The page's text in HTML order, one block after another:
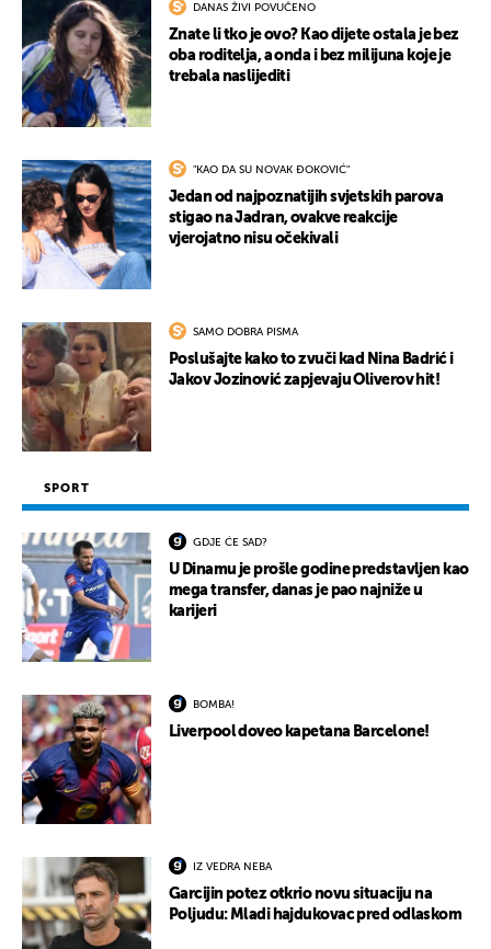
DANAS ŽIVI POVUČENO
Znate li tko je ovo? Kao dijete ostala je bez
oba roditelja, a onda i bez milijuna koje je
trebala naslijediti
"KAO DA SU NOVAK ĐOKOVIĆ"
Jedan od najpoznatijih svjetskih parova
stigao na Jadran, ovakve reakcije
vjerojatno nisu očekivali
SAMO DOBRA PISMA
Poslušajte kako to zvuči kad Nina Badrić i
Jakov Jozinović zapjevaju Oliverov hit!
SPORT
GDJE ĆE SAD?
U Dinamu je prošle godine predstavljen kao
mega transfer, danas je pao najniže u
karijeri
BOMBA!
Liverpool doveo kapetana Barcelone!
IZ VEDRA NEBA
Garcijin potez otkrio novu situaciju na
Poljudu: Mladi hajdukovac pred odlaskom